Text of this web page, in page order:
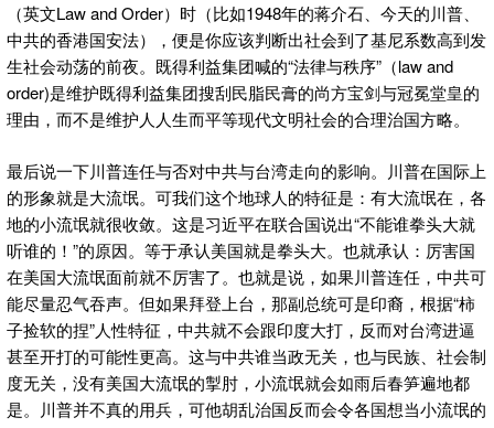
（英文Law and Order）时（比如1948年的蒋介石、今天的川普、
中共的香港国安法），便是你应该判断出社会到了基尼系数高到发
生社会动荡的前夜。既得利益集团喊的“法律与秩序”（law and
order)是维护既得利益集团搜刮民脂民膏的尚方宝剑与冠冕堂皇的
理由，而不是维护人人生而平等现代文明社会的合理治国方略。
最后说一下川普连任与否对中共与台湾走向的影响。川普在国际上
的形象就是大流氓。可我们这个地球人的特征是：有大流氓在，各
地的小流氓就很收敛。这是习近平在联合国说出“不能谁拳头大就
听谁的！”的原因。等于承认美国就是拳头大。也就承认：厉害国
在美国大流氓面前就不厉害了。也就是说，如果川普连任，中共可
能尽量忍气吞声。但如果拜登上台，那副总统可是印裔，根据“柿
子捡软的捏”人性特征，中共就不会跟印度大打，反而对台湾进逼
甚至开打的可能性更高。这与中共谁当政无关，也与民族、社会制
度无关，没有美国大流氓的掣肘，小流氓就会如雨后春笋遍地都
是。川普并不真的用兵，可他胡乱治国反而会令各国想当小流氓的